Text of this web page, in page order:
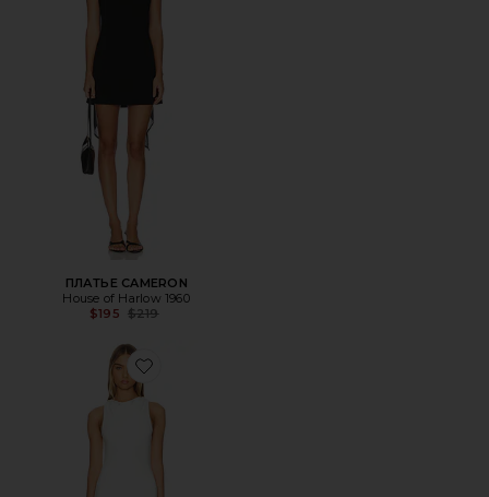
ПЛАТЬЕ CAMERON
House of Harlow 1960
$195 Previous price:
$219
Favorite МАКСИ ПЛАТЬЕ LUCA